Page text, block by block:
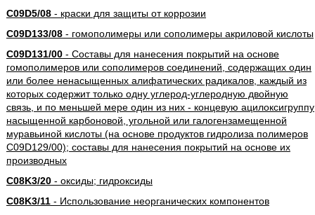
C09D5/08- краски для защиты от коррозии
C09D133/08- гомополимеры или сополимеры акриловой кислоты
C09D131/00- Составы для нанесения покрытий на основе
гомополимеров или сополимеров соединений, содержащих один
или более ненасыщенных алифатических радикалов, каждый из
которых содержит только одну углерод-углеродную двойную
связь, и по меньшей мере один из них - концевую ацилоксигруппу
насыщенной карбоновой, угольной или галогензамещенной
муравьиной кислоты (на основе продуктов гидролиза полимеров
C09D129/00); составы для нанесения покрытий на основе их
производных
C08K3/20- оксиды; гидроксиды
C08K3/11- Использование неорганических компонентов